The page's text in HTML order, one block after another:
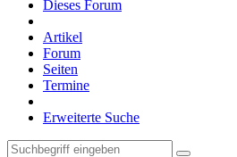
Dieses Forum
Artikel
Forum
Seiten
Termine
Erweiterte Suche